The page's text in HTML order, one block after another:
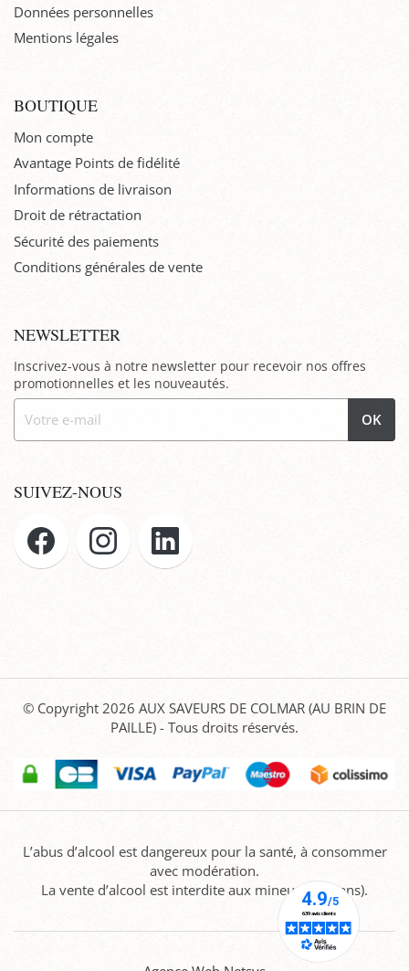
Données personnelles
Mentions légales
BOUTIQUE
Mon compte
Avantage Points de fidélité
Informations de livraison
Droit de rétractation
Sécurité des paiements
Conditions générales de vente
NEWSLETTER
Inscrivez-vous à notre newsletter pour recevoir nos offres
promotionnelles et les nouveautés.
OK
SUIVEZ-NOUS
© Copyright 2026 AUX SAVEURS DE COLMAR (AU BRIN DE
PAILLE) - Tous droits réservés.
L’abus d’alcool est dangereux pour la santé, à consommer
avec modération.
La vente d’alcool est interdite aux mineurs (-18 ans).